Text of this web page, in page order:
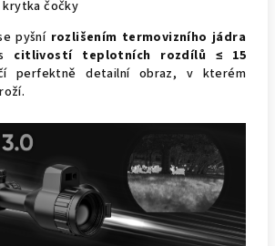
krytka čočky
pyšnírozlišením termovizního jádra
citlivostí teplotních rozdílů ≤ 15
perfektně detailní obraz, v kterém